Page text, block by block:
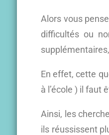
Alors vous
difficultés ou
En effet, cette
à l’école ) il faut
Ainsi, les
ils réussissent